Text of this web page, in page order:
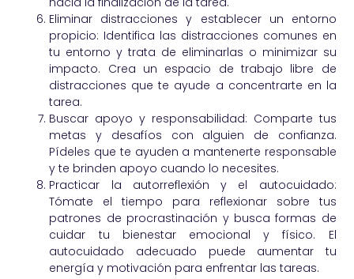
Eliminar distracciones y establecer un entorno
propicio: Identifica las distracciones comunes en
tu entorno y trata de eliminarlas o minimizar su
impacto. Crea un espacio de trabajo libre de
distracciones que te ayude a concentrarte en la
tarea.
Buscar apoyo y responsabilidad: Comparte tus
metas y desafíos con alguien de confianza.
Pídeles que te ayuden a mantenerte responsable
y te brinden apoyo cuando lo necesites.
Practicar la autorreflexión y el autocuidado:
Tómate el tiempo para reflexionar sobre tus
patrones de procrastinación y busca formas de
cuidar tu bienestar emocional y físico. El
autocuidado adecuado puede aumentar tu
energía y motivación para enfrentar las tareas.